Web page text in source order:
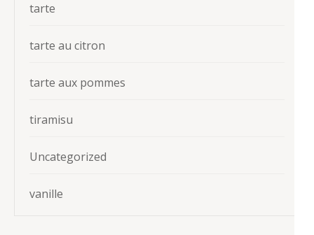
tarte
tarte au citron
tarte aux pommes
tiramisu
Uncategorized
vanille